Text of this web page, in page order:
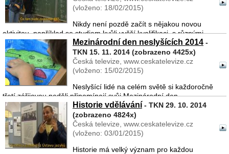
(vloženo: 18/02/2015)
Nikdy není pozdě začít s nějakou novou
aktivitou, například se studiem kvůli vyšší kvalifikaci, s různými
kurzy vedoucími k sebevzdělávání a k seberealizaci. Řada
neslyšících, kteří se do takových akcí pustili, může slouž ...
Mezinárodní den neslyšících 2014 -
TKN 15. 11. 2014 (zobrazeno 4425x)
Česká televize, www.ceskatelevize.cz
(vloženo: 15/02/2015)
Neslyšící lidé na celém světě si každoročně
třetí zářijovou neděli připomínají svůj Mezinárodní den
neslyšících, proto se řada akcí koná právě v září. I letos byla
uspořádána řada zajímavých událostí. My navšt ...
Historie vdělávání - TKN 29. 10. 2014
(zobrazeno 4824x)
Česká televize, www.ceskatelevize.cz
(vloženo: 03/01/2015)
Historie má velký význam pro každou